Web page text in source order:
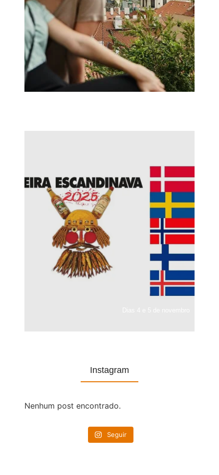
Instagram
Nenhum post encontrado.
Seguir